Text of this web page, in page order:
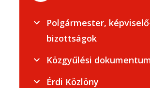
Polgármester,
bizottságok
Közgyűlési
Érdi Közlöny